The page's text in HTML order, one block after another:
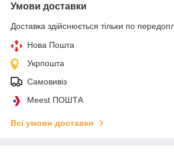
Умови доставки
Доставка здійснюється тільки по
Нова Пошта
Укрпошта
Самовивіз
Meest ПОШТА
Всі умови доставки